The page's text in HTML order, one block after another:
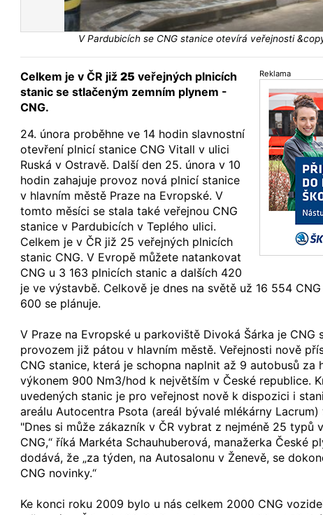
V Pardubicích se CNG stanice otevírá veřejnosti
Reklama
Celkem je v ČR již25 veřejných plnicích
stanic se stlačeným zemním plynem -
CNG.
24. února proběhne ve 14 hodin slavnostní
otevření plnicí stanice CNG Vitall v ulici
Ruská v Ostravě. Další den 25. února v 10
hodin zahajuje provoz nová plnicí stanice
v hlavním městě Praze na Evropské. V
tomto měsíci se stala také veřejnou CNG
stanice v Pardubicích v Teplého ulici.
Celkem je v ČR již 25 veřejných plnicích
stanic CNG. V Evropě můžete natankovat
CNG u 3 163 plnicích stanic a dalších 420
je ve výstavbě. Celkově je dnes na světě už 16 554
600 se plánuje.
V Praze na Evropské u parkoviště Divoká Šárka je CNG
provozem již pátou v hlavním městě. Veřejnosti nově
CNG stanice, která je schopna naplnit až 9 autobusů za
výkonem 900 Nm3/hod k největším v České republice.
uvedených stanic je pro veřejnost nově k dispozici i
areálu Autocentra Psota (areál bývalé mlékárny
"Dnes si může zákazník v ČR vybrat z nejméně 25 typů
CNG,“ říká Markéta Schauhuberová, manažerka České
dodává, že „za týden, na Autosalonu v Ženevě, se
CNG novinky.“
Ke konci roku 2009 bylo u nás celkem 2000 CNG